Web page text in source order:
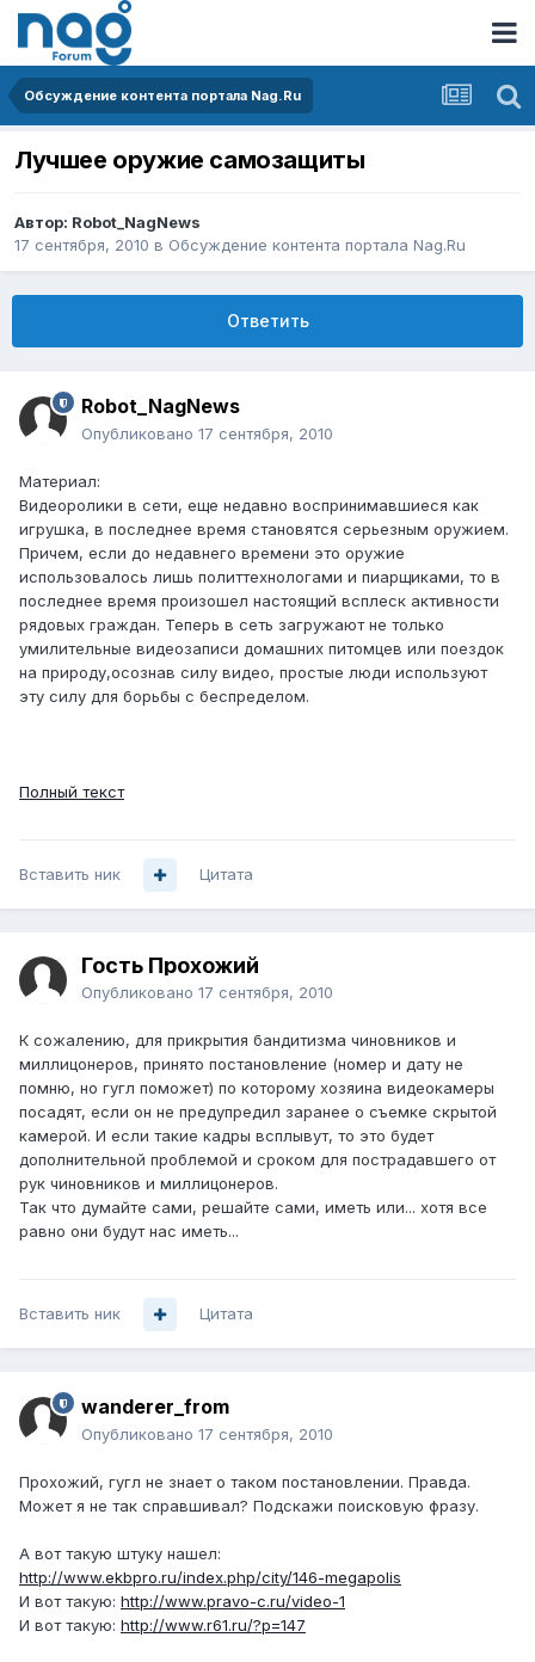
Обсуждение контента портала Nag.Ru
Лучшее оружие самозащиты
Автор: Robot_NagNews
17 сентября, 2010 в Обсуждение контента портала Nag.Ru
Ответить
Robot_NagNews
Опубликовано 17 сентября, 2010
Материал:
Видеоролики в сети, еще недавно воспринимавшиеся как
игрушка, в последнее время становятся серьезным оружием.
Причем, если до недавнего времени это оружие
использовалось лишь политтехнологами и пиарщиками, то в
последнее время произошел настоящий всплеск активности
рядовых граждан. Теперь в сеть загружают не только
умилительные видеозаписи домашних питомцев или поездок
на природу,осознав силу видео, простые люди используют
эту силу для борьбы с беспределом.
Полный текст
Вставить ник Цитата
Гость Прохожий
Опубликовано 17 сентября, 2010
К сожалению, для прикрытия бандитизма чиновников и
миллицонеров, принято постановление (номер и дату не
помню, но гугл поможет) по которому хозяина видеокамеры
посадят, если он не предупредил заранее о съемке скрытой
камерой. И если такие кадры всплывут, то это будет
дополнительной проблемой и сроком для пострадавшего от
рук чиновников и миллицонеров.
Так что думайте сами, решайте сами, иметь или... хотя все
равно они будут нас иметь...
Вставить ник Цитата
wanderer_from
Опубликовано 17 сентября, 2010
Прохожий, гугл не знает о таком постановлении. Правда.
Может я не так справшивал? Подскажи поисковую фразу.
А вот такую штуку нашел:
http://www.ekbpro.ru/index.php/city/146-megapolis
И вот такую: http://www.pravo-c.ru/video-1
И вот такую: http://www.r61.ru/?p=147